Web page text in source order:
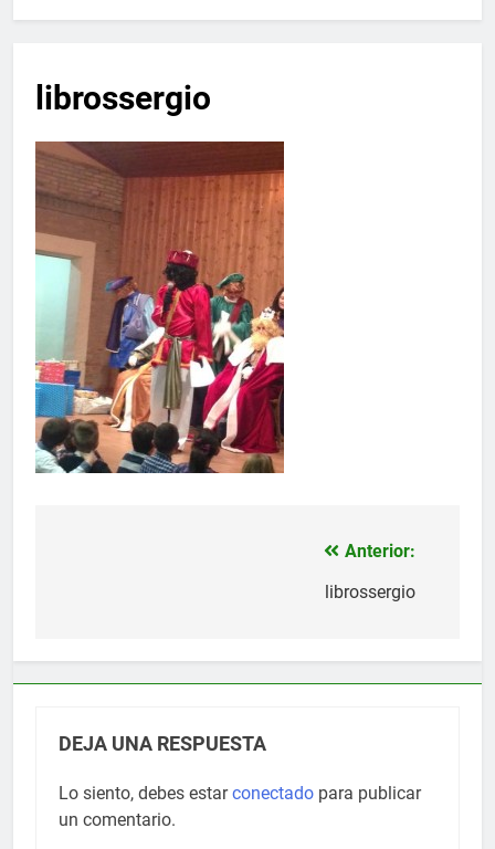
librossergio
Anterior:
librossergio
DEJA UNA RESPUESTA
Lo siento, debes estarconectado para publicar
un comentario.